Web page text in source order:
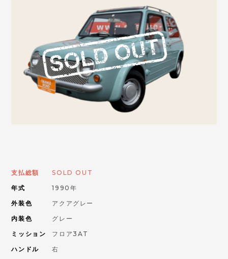
CONTACT
PRIVACY POLICY
- アフターメンテナンス
IMPORT CAR
輸入車
PIKE CAR
パイクカー
支払総額
年式
外装色
内装色
ミッション
ハンドル
SOLD OUT
1990年
アクアグレー
グレー
フロア3AT
右